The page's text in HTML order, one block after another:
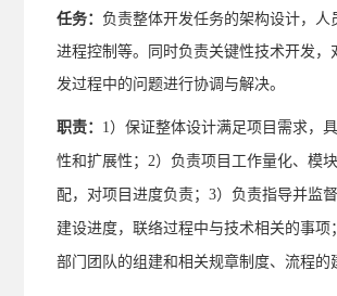
任务： 负责整体开发任务的架构设计，人
进程控制等。同时负责关键性技术开发，
发过程中的问题进行协调与解决。
职责： 1）保证整体设计满足项目需求，
性和扩展性；2）负责项目工作量化、模
配，对项目进度负责；3）负责指导并监
建设进度，联络过程中与技术相关的事项
部门团队的组建和相关规章制度、流程的